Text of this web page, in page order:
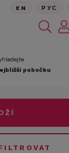
pobočku
EN РУС